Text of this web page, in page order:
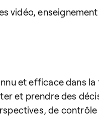
vidéo,
et efficace dans
et prendre des
de